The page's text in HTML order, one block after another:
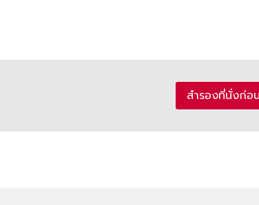
สำรองที่นั่งก่อ